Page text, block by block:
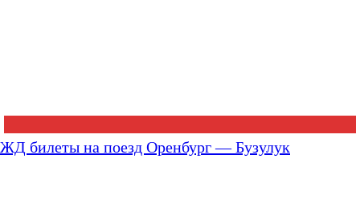
ЖД билеты на поезд Оренбург — Бузулук